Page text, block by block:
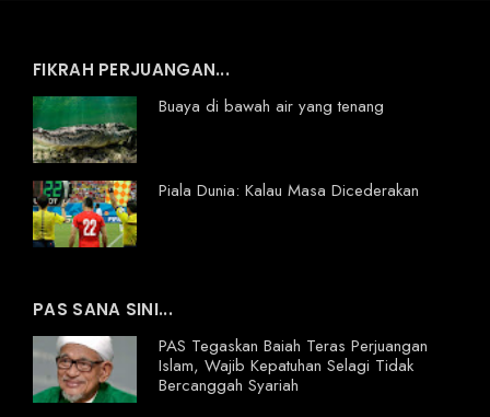
FIKRAH PERJUANGAN...
Buaya di bawah air yang tenang
Piala Dunia: Kalau Masa Dicederakan
PAS SANA SINI...
PAS Tegaskan Baiah Teras Perjuangan
Islam, Wajib Kepatuhan Selagi Tidak
Bercanggah Syariah